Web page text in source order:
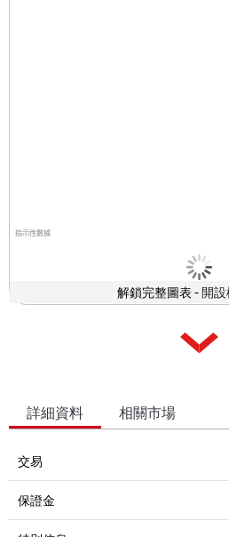
指示性數據
解鎖完整圖表 -
詳細資料 相關市場